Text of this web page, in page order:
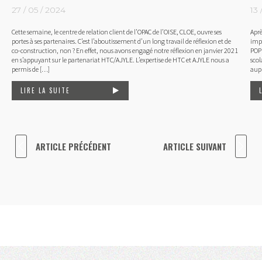
ARTICLE PRÉCÉDENT
27 / 05 / 2024
Cette semaine, le centre de relation client de l’OPAC de l’OISE, CLOE, ouvre ses
portes à ses partenaires. C’est l’aboutissement d’un long travail de réflexion et de
co-construction, non ? En effet, nous avons engagé notre réflexion en janvier 2021
en s’appuyant sur le partenariat HTC/AJYLE. L’expertise de HTC et AJYLE nous a
permis de […]
LIRE LA SUITE
13
ARTICLE SUIVANT